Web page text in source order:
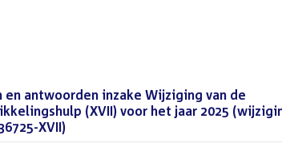
antwoorden inzake Wijziging van de
(XVII) voor het jaar 2025
XVII)